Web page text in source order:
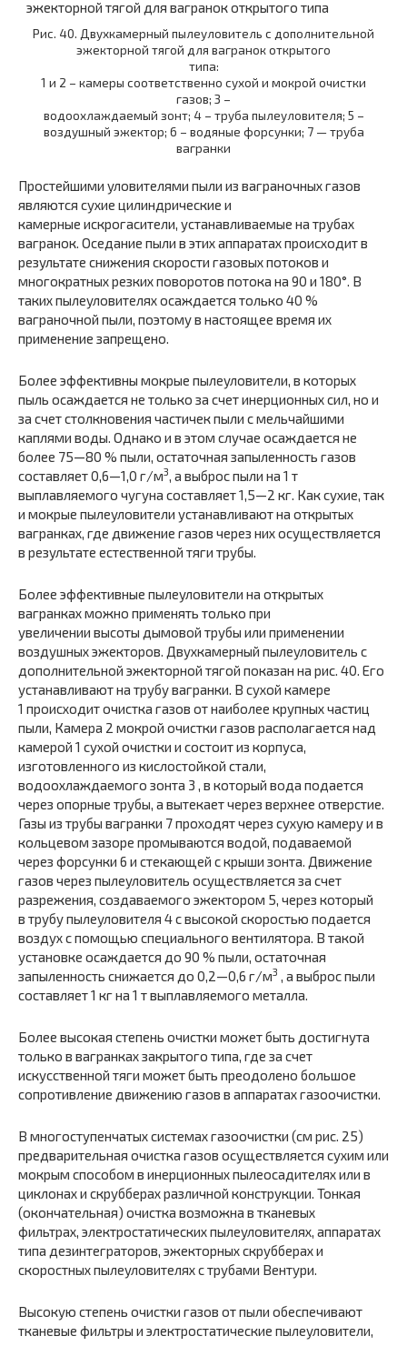
Рис. 40. Двухкамерный пылеуло­витель с дополнительной
эжектор­ной тягой для вагранок открытого
типа:
1 и 2 – камеры соответственно сухой и мокрой очистки
газов; 3 –
водоохлаждаемый зонт; 4 – тру­ба пылеуловителя; 5 –
воздушный эжектор; 6 – водяные форсунки; 7 — труба
вагранки
Простейшими уловителями пыли из ваграночных газов
являются сухие цилиндрические и
камерные искрогасители, устанавливаемые на трубах
вагранок. Оседание пыли в этих аппаратах происходит в
результате снижения скорости газовых потоков и
многократных резких поворотов потока на 90 и 180°. В
таких пылеуловителях осаждается только 40 %
ваграночной пыли, поэтому в настоящее время их
применение запрещено.
Более эффективны мокрые пылеуловители, в которых
пыль осаждается не только за счет инерционных сил, но и
за счет столкновения частичек пыли с мельчайшими
каплями воды. Однако и в этом случае осаждается не
более 75—80 % пыли, остаточная запыленность газов
составляет 0,6—1,0 г/м3, а выброс пыли на 1 т
выплавляемого чугуна составляет 1,5—2 кг. Как сухие, так
и мокрые пылеуловители устанавливают на открытых
вагранках, где движение газов через них осуществляется
в результате естественной тяги трубы.
Более эффективные пылеуловители на открытых
вагранках можно применять только при
увеличении высоты дымовой трубы или применении
воздушных эжекторов. Двухкамерный пылеуловитель с
дополнительной эжекторной тягой показан на рис. 40. Его
устанавливают на трубу вагранки. В сухой камере
1 происходит очистка газов от наиболее крупных частиц
пыли, Камера 2 мокрой очистки газов располагается над
камерой 1 сухой очистки и состоит из корпуса,
изготовленного из кислостойкой стали,
водоохлаждаемого зонта 3 , в который вода подается
через опорные трубы, а вытекает через верхнее отверстие.
Газы из трубы вагранки 7 проходят через сухую камеру и в
кольцевом зазоре промываются водой, подаваемой
через форсунки 6 и стекающей с крыши зонта. Движение
газов через пылеуловитель осуществляется за счет
разрежения, создаваемого эжектором 5, через который
в трубу пылеуловителя 4 с высокой скоростью подается
воздух с помощью специального вентилятора. В такой
установке осаждается до 90 % пыли, остаточная
запыленность снижается до 0,2—0,6 г/м3 , а выброс пыли
составляет 1 кг на 1 т выплавляемого металла.
Более высокая степень очистки может быть достигнута
только в вагранках закрытого типа, где за счет
искусственной тяги может быть преодолено большое
сопротивление движению газов в аппаратах газоочистки.
В многоступенчатых системах газоочистки (см рис. 25)
предварительная очистка газов осуществляется сухим или
мокрым способом в инерционных пылеосадителях или в
циклонах и скрубберах различной конструкции. Тонкая
(окончательная) очистка возможна в тканевых
фильтрах, электростатических пылеуловителях, аппаратах
типа дезинтеграторов, эжекторных скрубберах и
скоростных пылеуловителях с трубами Вентури.
Высокую степень очистки газов от пыли обеспечивают
тканевые фильтры и электростатические пылеуловители,